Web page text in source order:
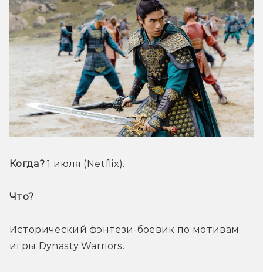
Когда? 1 июля (Netflix).
Что?
Исторический фэнтези-боевик по мотивам
игры Dynasty Warriors.